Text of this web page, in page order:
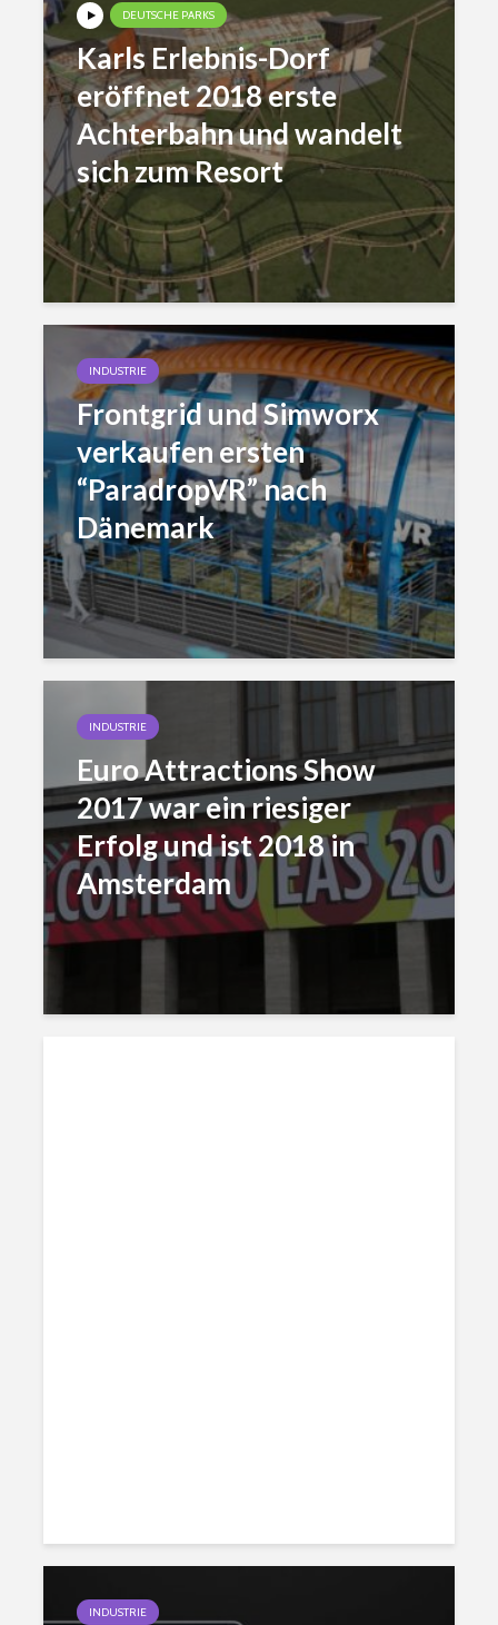
DEUTSCHE PARKS
Karls Erlebnis-Dorf
eröffnet 2018 erste
Achterbahn und wandelt
sich zum Resort
INDUSTRIE
Frontgrid und Simworx
verkaufen ersten
“ParadropVR” nach
Dänemark
INDUSTRIE
Euro Attractions Show
2017 war ein riesiger
Erfolg und ist 2018 in
Amsterdam
INDUSTRIE